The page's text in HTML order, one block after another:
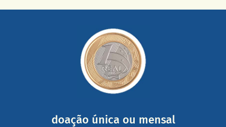
doação única ou mensal
mail mostrando tudo o que fizemos com a sua ajuda
somada a de outras pessoas.
saiba mais